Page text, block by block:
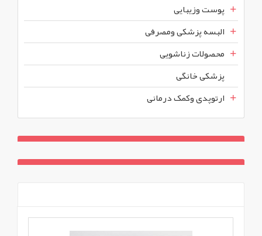
پوست وزیبایی
البسه پزشکی ومصرفی
محصولات زناشویی
پزشکی خانگی
ارتوپدی وکمک درمانی